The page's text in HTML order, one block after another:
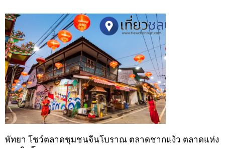
พัทยา โชว์ตลาดชุมชนจีนโบราณ ตลาดชากแง้ว ตลาดแห่ง